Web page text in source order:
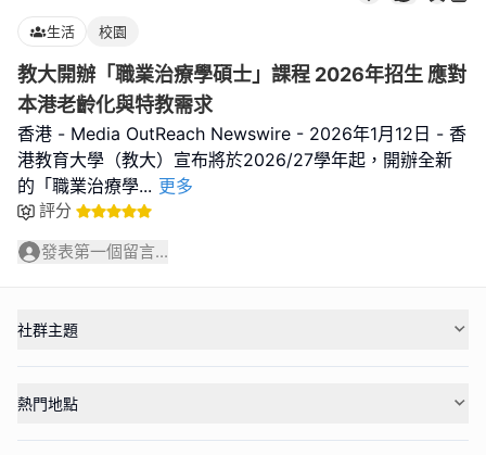
生活 校園
教大開辦「職業治療學碩士」課程 2026年招生 應對
本港老齡化與特教需求
香港 - Media OutReach Newswire - 2026年1月12日 - 香
港教育大學（教大）宣布將於2026/27學年起，開辦全新
的「職業治療學... 更多
評分
發表第一個留言...
社群主題
熱門地點